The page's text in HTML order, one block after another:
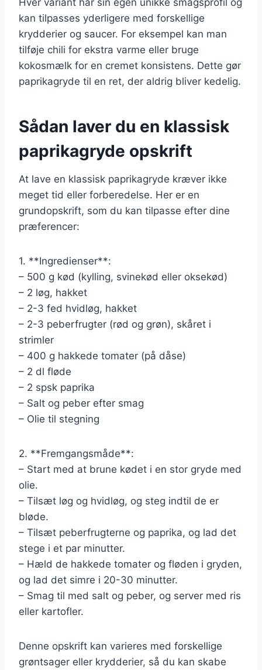
kan tilpasses yderligere med forskellige
krydderier og saucer. For eksempel kan man
tilføje chili for ekstra varme eller bruge
kokosmælk for en cremet konsistens. Dette gør
paprikagryde til en ret, der aldrig bliver kedelig.
Sådan laver du en klassisk
paprikagryde opskrift
At lave en klassisk paprikagryde kræver ikke
meget tid eller forberedelse. Her er en
grundopskrift, som du kan tilpasse efter dine
præferencer:
1. **Ingredienser**:
– 500 g kød (kylling, svinekød eller oksekød)
– 2 løg, hakket
– 2-3 fed hvidløg, hakket
– 2-3 peberfrugter (rød og grøn), skåret i
strimler
– 400 g hakkede tomater (på dåse)
– 2 dl fløde
– 2 spsk paprika
– Salt og peber efter smag
– Olie til stegning
2. **Fremgangsmåde**:
– Start med at brune kødet i en stor gryde med
olie.
– Tilsæt løg og hvidløg, og steg indtil de er
bløde.
– Tilsæt peberfrugterne og paprika, og lad det
stege i et par minutter.
– Hæld de hakkede tomater og fløden i gryden,
og lad det simre i 20-30 minutter.
– Smag til med salt og peber, og server med ris
eller kartofler.
Denne opskrift kan varieres med forskellige
grøntsager eller krydderier, så du kan skabe